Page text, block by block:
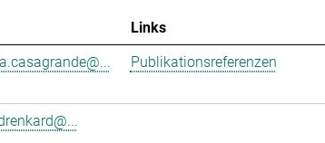
Links
Publikationsreferenzen